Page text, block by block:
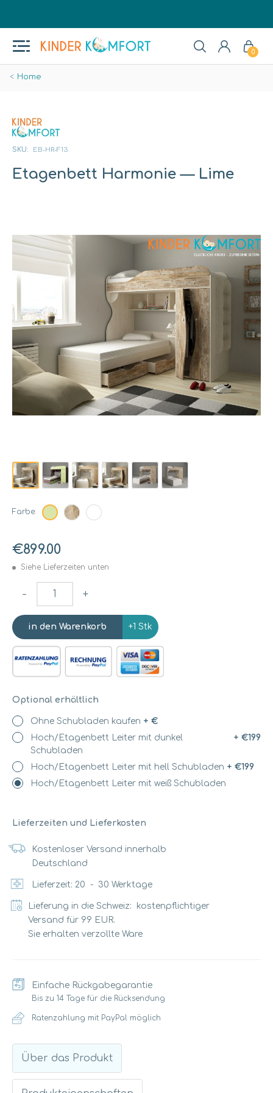
0
Home
Etagenbett Harmonie— Lime
SKU: EB-HR-F13
Farbe:
€899.00
Siehe Lieferzeiten unten
- +
+1 Stk
Optional erhältlich
Lieferzeiten und Lieferkosten
Kostenloser Versand innerhalb
Deutschland
Lieferzeit: 20 - 30 Werktage
Lieferung in die Schweiz: kostenpflichtiger
Versand für 99 EUR.
Sie erhalten verzollte Ware
Einfache Rückgabegarantie
Bis zu 14 Tage für die Rücksendung
Ratenzahlung mit PayPal möglich
Über das Produkt